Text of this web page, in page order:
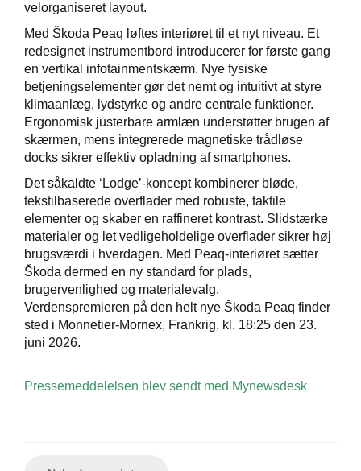
velorganiseret layout.
Med Škoda Peaq løftes interiøret til et nyt niveau. Et
redesignet instrumentbord introducerer for første gang
en vertikal infotainmentskærm. Nye fysiske
betjeningselementer gør det nemt og intuitivt at styre
klimaanlæg, lydstyrke og andre centrale funktioner.
Ergonomisk justerbare armlæn understøtter brugen af
skærmen, mens integrerede magnetiske trådløse
docks sikrer effektiv opladning af smartphones.
Det såkaldte ‘Lodge’-koncept kombinerer bløde,
tekstilbaserede overflader med robuste, taktile
elementer og skaber en raffineret kontrast. Slidstærke
materialer og let vedligeholdelige overflader sikrer høj
brugsværdi i hverdagen. Med Peaq-interiøret sætter
Škoda dermed en ny standard for plads,
brugervenlighed og materialevalg.
Verdenspremieren på den helt nye Škoda Peaq finder
sted i Monnetier-Mornex, Frankrig, kl. 18:25 den 23.
juni 2026.
Pressemeddelelsen blev sendt med Mynewsdesk